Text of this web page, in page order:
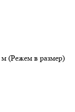
(Режем в размер)